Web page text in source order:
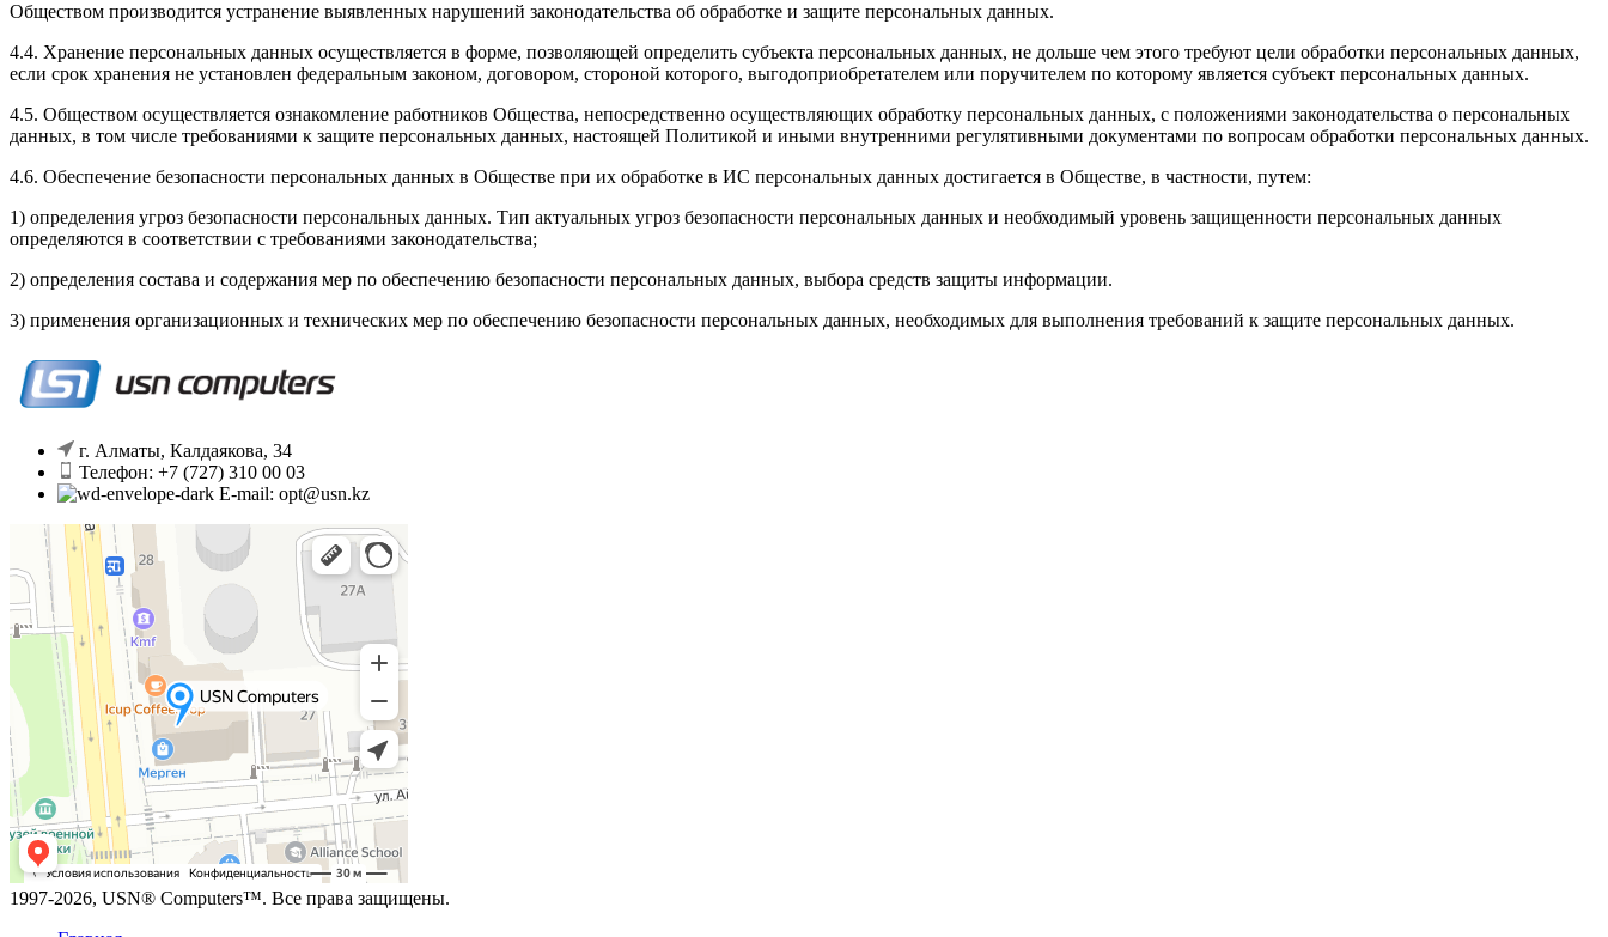
Обществом производится устранение выявленных нарушений законодательства об обработке и защите персональных данных.
4.4. Хранение персональных данных осуществляется в форме, позволяющей определить субъекта персональных данных, не дольше чем этого требуют цели обработки персональных данных,
если срок хранения не установлен федеральным законом, договором, стороной которого, выгодоприобретателем или поручителем по которому является субъект персональных данных.
4.5. Обществом осуществляется ознакомление работников Общества, непосредственно осуществляющих обработку персональных данных, с положениями законодательства о персональных
данных, в том числе требованиями к защите персональных данных, настоящей Политикой и иными внутренними регулятивными документами по вопросам обработки персональных данных.
4.6. Обеспечение безопасности персональных данных в Обществе при их обработке в ИС персональных данных достигается в Обществе, в частности, путем:
1) определения угроз безопасности персональных данных. Тип актуальных угроз безопасности персональных данных и необходимый уровень защищенности персональных данных
определяются в соответствии с требованиями законодательства;
2) определения состава и содержания мер по обеспечению безопасности персональных данных, выбора средств защиты информации.
3) применения организационных и технических мер по обеспечению безопасности персональных данных, необходимых для выполнения требований к защите персональных данных.
г. Алматы, Калдаякова, 34
Телефон: +7 (727) 310 00 03
E-mail: opt@usn.kz
1997-2026, USN® Computers™. Все права защищены.